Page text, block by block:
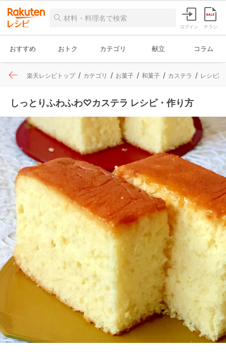
ログイン チラシ
おすすめ おトク カテゴリ 献立 コラム
楽天レシピトップ カテゴリ お菓子 和菓子 カステラ レシピ詳
しっとりふわふわ♡カステラ レシピ・作り方